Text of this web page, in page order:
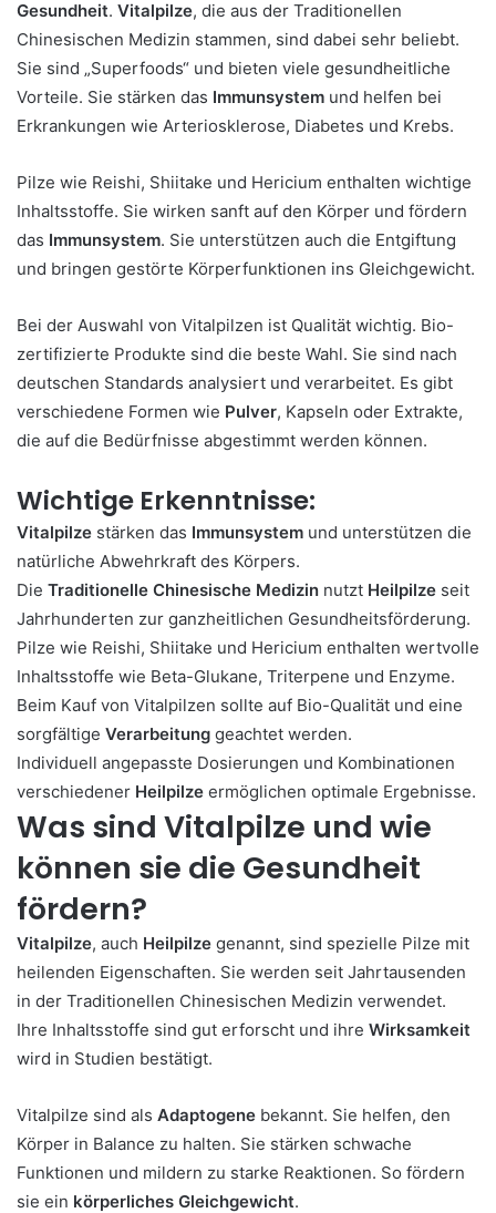
Gesundheit. Vitalpilze, die aus der Traditionellen
Chinesischen Medizin stammen, sind dabei sehr beliebt.
Sie sind „Superfoods“ und bieten viele gesundheitliche
Vorteile. Sie stärken das Immunsystem und helfen bei
Erkrankungen wie Arteriosklerose, Diabetes und Krebs.
Pilze wie Reishi, Shiitake und Hericium enthalten wichtige
Inhaltsstoffe. Sie wirken sanft auf den Körper und fördern
das Immunsystem. Sie unterstützen auch die Entgiftung
und bringen gestörte Körperfunktionen ins Gleichgewicht.
Bei der Auswahl von Vitalpilzen ist Qualität wichtig. Bio-
zertifizierte Produkte sind die beste Wahl. Sie sind nach
deutschen Standards analysiert und verarbeitet. Es gibt
verschiedene Formen wie Pulver, Kapseln oder Extrakte,
die auf die Bedürfnisse abgestimmt werden können.
Wichtige Erkenntnisse:
Vitalpilze stärken das Immunsystem und unterstützen die
natürliche Abwehrkraft des Körpers.
Die Traditionelle Chinesische Medizin nutzt Heilpilze seit
Jahrhunderten zur ganzheitlichen Gesundheitsförderung.
Pilze wie Reishi, Shiitake und Hericium enthalten wertvolle
Inhaltsstoffe wie Beta-Glukane, Triterpene und Enzyme.
Beim Kauf von Vitalpilzen sollte auf Bio-Qualität und eine
sorgfältige Verarbeitung geachtet werden.
Individuell angepasste Dosierungen und Kombinationen
verschiedener Heilpilze ermöglichen optimale Ergebnisse.
Was sind Vitalpilze und wie
können sie die Gesundheit
fördern?
Vitalpilze, auch Heilpilze genannt, sind spezielle Pilze mit
heilenden Eigenschaften. Sie werden seit Jahrtausenden
in der Traditionellen Chinesischen Medizin verwendet.
Ihre Inhaltsstoffe sind gut erforscht und ihre Wirksamkeit
wird in Studien bestätigt.
Vitalpilze sind als Adaptogene bekannt. Sie helfen, den
Körper in Balance zu halten. Sie stärken schwache
Funktionen und mildern zu starke Reaktionen. So fördern
sie ein körperliches Gleichgewicht.